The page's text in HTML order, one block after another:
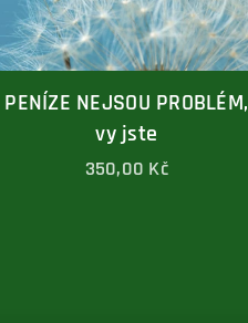
PENÍZE NEJSOU PROBLÉM,
vy jste
350,00 Kč